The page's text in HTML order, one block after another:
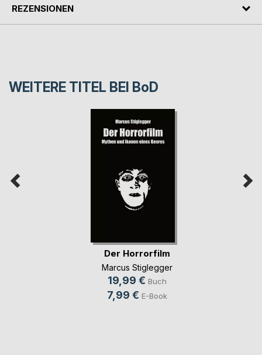
REZENSIONEN
WEITERE TITEL BEI BoD
Der Horrorfilm
Marcus Stiglegger
19,99 € Buch
7,99 € E-Book